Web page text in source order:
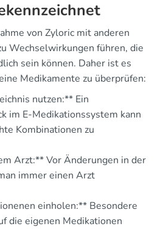
von Zyloric mit anderen
Wechselwirkungen führen, die
sein können. Daher ist es
Medikamente zu überprüfen:
nutzen:** Ein
im E-Medikationssystem kann
Kombinationen zu
Arzt:** Vor Änderungen in der
immer einen Arzt
einholen:** Besondere
die eigenen Medikationen